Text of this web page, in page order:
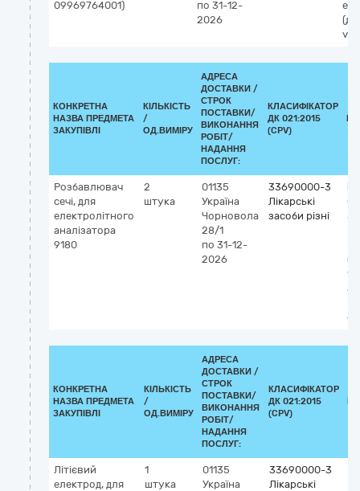
09969764001)
по 31-12-
2026
КОНКРЕТНА
НАЗВА ПРЕДМЕТА
ЗАКУПІВЛІ
КІЛЬКІСТЬ
/
ОД.ВИМІРУ
АДРЕСА
ДОСТАВКИ /
СТРОК
ПОСТАВКИ/
ВИКОНАННЯ
РОБІТ/
НАДАННЯ
ПОСЛУГ:
КЛАСИФІКАТОР
ДК 021:2015
(CPV)
Розбавлювач
сечі, для
електролітного
аналізатора
9180
2
штука
01135
Україна
Чорновола
28/1
по 31-12-
2026
33690000-3
Лікарські
засоби різні
КОНКРЕТНА
НАЗВА ПРЕДМЕТА
ЗАКУПІВЛІ
КІЛЬКІСТЬ
/
ОД.ВИМІРУ
АДРЕСА
ДОСТАВКИ /
СТРОК
ПОСТАВКИ/
ВИКОНАННЯ
РОБІТ/
НАДАННЯ
ПОСЛУГ:
КЛАСИФІКАТОР
ДК 021:2015
(CPV)
Літієвий
електрод, для
1
штука
01135
Україна
33690000-3
Лікарські